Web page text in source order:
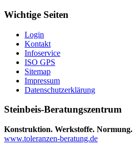
Wichtige Seiten
Login
Kontakt
Infoservice
ISO GPS
Sitemap
Impressum
Datenschutzerklärung
Steinbeis-Beratungszentrum
Konstruktion. Werkstoffe. Normung.
www.toleranzen-beratung.de